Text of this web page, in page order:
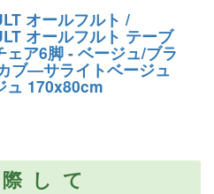
オールフルト /
オールフルト テーブ
ェア6脚 - ベージュ/ブラ
ブ―サライトベージュ
ュ 170x80cm
して